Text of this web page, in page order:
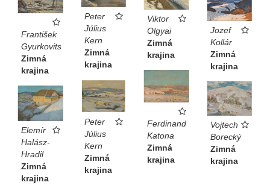
Peter
Július
Kern
Zimná
krajina
Viktor
Olgyai
Zimná
krajina
František
Gyurkovits
Zimná
krajina
Jozef
Kollár
Zimná
krajina
Ferdinand
Katona
Zimná
krajina
Peter
Július
Kern
Zimná
krajina
Vojtech
Borecký
Zimná
krajina
Elemír
Halász-
Hradil
Zimná
krajina